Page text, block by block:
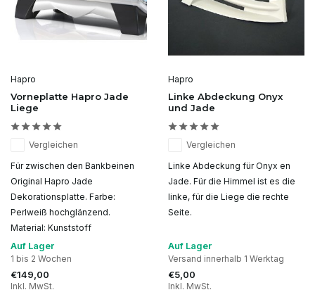
Hapro
Vorneplatte Hapro Jade
Liege
Vergleichen
Für zwischen den Bankbeinen
Original Hapro Jade
Dekorationsplatte. Farbe:
Perlweiß hochglänzend.
Material: Kunststoff
Auf Lager
1 bis 2 Wochen
€149,00
Inkl. MwSt.
Hapro
Linke Abdeckung Onyx
und Jade
Vergleichen
Linke Abdeckung für Onyx en
Jade. Für die Himmel ist es die
linke, für die Liege die rechte
Seite.
Auf Lager
Versand innerhalb 1 Werktag
€5,00
Inkl. MwSt.